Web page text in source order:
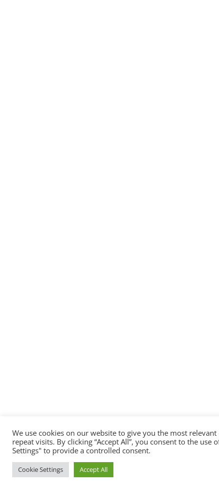
We use cookies on our website to give you the most
repeat visits. By clicking “Accept All”, you consent to the
Settings" to provide a controlled consent.
Cookie Settings Accept All